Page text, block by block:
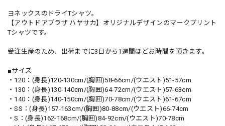
ヨネックスのドライTシャツ。
【アウトドアプラザ ハヤサカ】オリジナルデザインのマークプリント
Tシャツです。
受注生産のため、出荷までに3日から1週間ほどお時間を頂きます。
■サイズ
・120：(身長)120-130cm/(胸囲)58-66cm/(ウエスト)51-57cm
・130：(身長)130-140cm/(胸囲)64-72cm/(ウエスト)57-63cm
・140：(身長)140-150cm/(胸囲)70-78cm/(ウエスト)61-67cm
・SS：(身長)157-163cm/(胸囲)80-88cm/(ウエスト)66-74cm
・S：(身長)162-168cm/(胸囲)84-92cm/(ウエスト)70-78cm